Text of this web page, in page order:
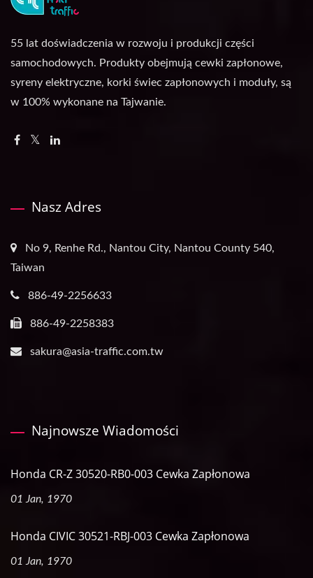
55 lat doświadczenia w rozwoju i produkcji części
samochodowych. Produkty obejmują cewki zapłonowe,
syreny elektryczne, korki świec zapłonowych i moduły, są
w 100% wykonane na Tajwanie.
Nasz Adres
No 9, Renhe Rd., Nantou City, Nantou County 540,
Taiwan
886-49-2256633
886-49-2258383
sakura@asia-traffic.com.tw
Najnowsze Wiadomości
Honda CR-Z 30520-RB0-003 Cewka Zapłonowa
01 Jan, 1970
Honda CIVIC 30521-RBJ-003 Cewka Zapłonowa
01 Jan, 1970